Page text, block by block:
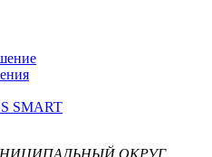
SMART
ОКРУГ